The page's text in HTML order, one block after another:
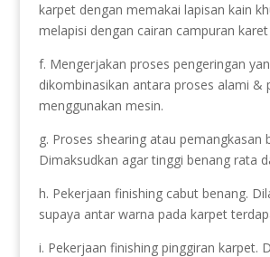
karpet dengan memakai lapisan kain
melapisi dengan cairan campuran
f. Mengerjakan proses pengeringan
dikombinasikan antara proses alami &
menggunakan mesin.
g. Proses shearing atau pemangkasan
Dimaksudkan agar tinggi benang rata
h. Pekerjaan finishing cabut benang.
supaya antar warna pada karpet
i. Pekerjaan finishing pinggiran karpet.